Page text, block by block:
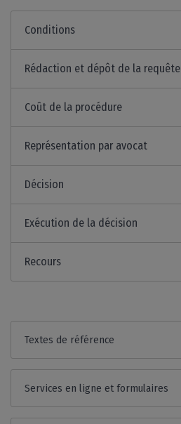
Conditions
Rédaction et dépôt de la requête
Coût de la procédure
Représentation par avocat
Décision
Exécution de la décision
Recours
Textes de référence
Services en ligne et formulaires